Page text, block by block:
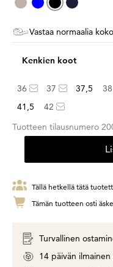
Vastaa normaalia
Kenkien koot
36 37 37,5 38
41,5
42
Tuotteen tilausnumero
Tällä hetkellä tätä
Tämän tuotteen osti
Turvallinen
14 päivän